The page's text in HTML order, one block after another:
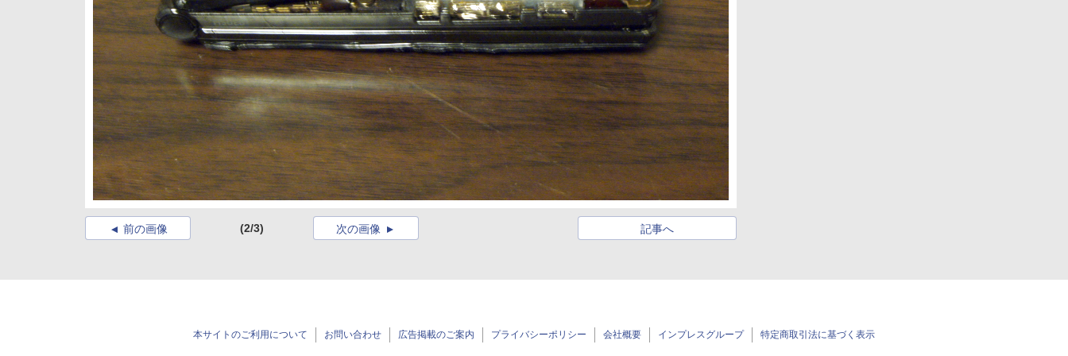
前の画像 (2/3) 記事へ
次の画像
本サイトのご利用について お問い合わせ 広告掲載のご案内 プライバシーポリシー 会社概要 インプレスグループ 特定商取引法に基づく表示